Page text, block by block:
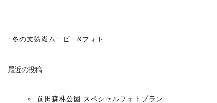
投
稿
ナ
冬の支笏湖ムービー&フォト
最近の投稿
前田森林公園 スペシャルフォトプラン